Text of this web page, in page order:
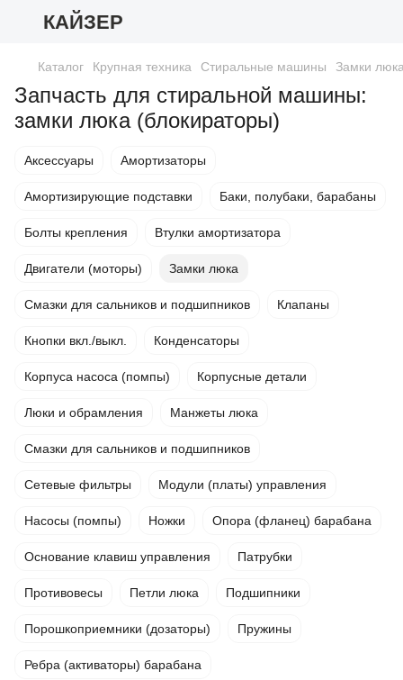
КАЙЗЕР
Каталог Крупная техника Стиральные машины Замки
Запчасть для стиральной машины:
замки люка (блокираторы)
Аксессуары Амортизаторы
Амортизирующие подставки Баки, полубаки, барабаны
Болты крепления Втулки амортизатора
Двигатели (моторы) Замки люка
Смазки для сальников и подшипников Клапаны
Кнопки вкл./выкл. Конденсаторы
Корпуса насоса (помпы) Корпусные детали
Люки и обрамления Манжеты люка
Смазки для сальников и подшипников
Сетевые фильтры Модули (платы) управления
Насосы (помпы) Ножки Опора (фланец) барабана
Основание клавиш управления Патрубки
Противовесы Петли люка Подшипники
Порошкоприемники (дозаторы) Пружины
Ребра (активаторы) барабана